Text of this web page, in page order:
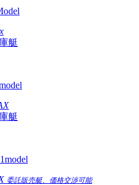
艇
艇
委託販売艇、価格交渉可能